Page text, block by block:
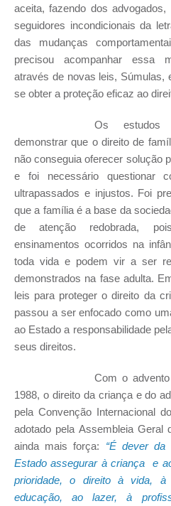
aceita, fazendo dos
seguidores incondicionais da
das mudanças
precisou acompanhar essa
através de novas leis, Súmulas,
se obter a proteção eficaz ao
Os estudos
demonstrar que o direito de
não conseguia oferecer solução
e foi necessário questionar
ultrapassados e injustos. Foi
que a família é a base da
de atenção redobrada,
ensinamentos ocorridos na
toda vida e podem vir a ser
demonstrados na fase adulta.
leis para proteger o direito da
passou a ser enfocado como
ao Estado a responsabilidade
seus direitos.
Com o
1988, o direito da criança e do
pela Convenção Internacional
adotado pela Assembleia Geral
ainda mais força: “É dever
Estado assegurar à criança e
prioridade, o direito à vida,
educação, ao lazer, à